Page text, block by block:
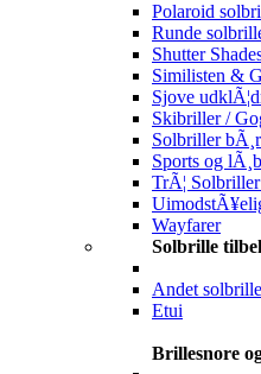
Polaroid
Runde
Shutter
Similisten &
Sjove
Skibriller /
Solbriller
Sports og
TrÃ¦
Wayfarer
Solbrille
Andet
Etui
Brillesnore